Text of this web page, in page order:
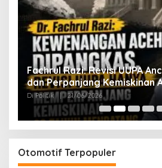
Fachrul Razi: Revisi UUPA
dan Perpanjang Kemiskinan
Di Politik | 21/06/2026
Otomotif Terpopuler